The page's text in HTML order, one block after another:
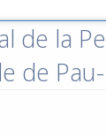
de la
de